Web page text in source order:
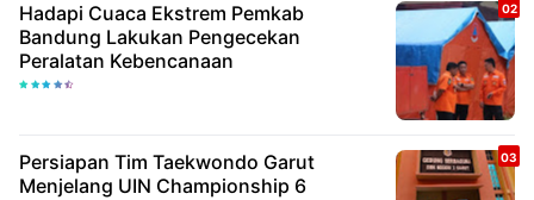
Hadapi Cuaca Ekstrem Pemkab
Bandung Lakukan Pengecekan
Peralatan Kebencanaan
Persiapan Tim Taekwondo Garut
Menjelang UIN Championship 6